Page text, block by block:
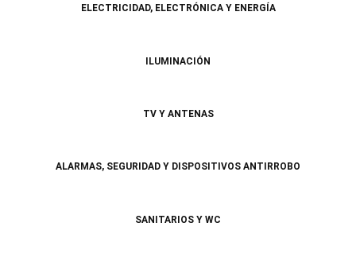
ELECTRICIDAD, ELECTRÓNICA Y ENERGÍA
ILUMINACIÓN
TV Y ANTENAS
ALARMAS, SEGURIDAD Y DISPOSITIVOS ANTIRROBO
SANITARIOS Y WC